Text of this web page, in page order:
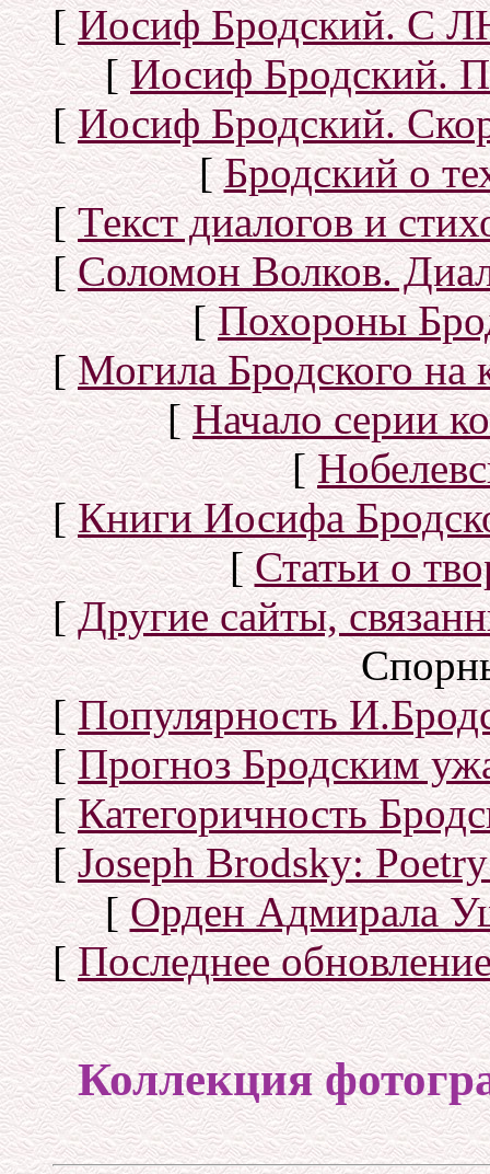
[Иосиф Бродский. С
[Иосиф Бродский.
[Иосиф Бродский.
[Бродский о
[Текст диалогов и
[Соломон Волков.
[Похороны
[Могила Бродского
[Начало серии
[
[Книги Иосифа
[Статьи о
[Другие сайты,
[Популярность
[Прогноз Бродским
[Категоричность
[Joseph Brodsky:
[Орден Адмирала
[Последнее
Коллекция